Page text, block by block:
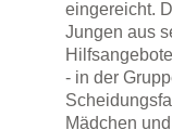
eingereicht.
Jungen aus
- in der
Mädchen